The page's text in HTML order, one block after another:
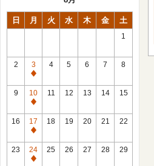
日 月 火 水 木 金 土
1
2
3
休
館
日
4 5 6 7 8
9
10
休
館
日
11 12 13 14 15
16
17
休
館
日
18 19 20 21 22
23
24
休
25 26 27 28 29